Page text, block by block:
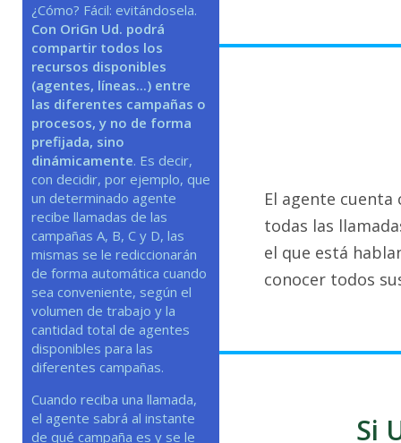
¿Cómo? Fácil: evitándosela.
Con OriGn Ud. podrá
compartir todos los
recursos disponibles
(agentes, líneas...) entre
las diferentes campañas o
procesos, y no de forma
prefijada, sino
dinámicamente. Es decir,
con decidir, por ejemplo, que
un determinado agente
recibe llamadas de las
campañas A, B, C y D, las
mismas se le rediccionarán
de forma automática cuando
sea conveniente, según el
volumen de trabajo y la
cantidad total de agentes
disponibles para las
diferentes campañas.
Cuando reciba una llamada,
el agente sabrá al instante
de qué campaña es y se le
El agente
todas las
el que está
conocer todos
Si